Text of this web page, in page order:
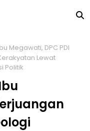
Megawati, DPC PDI
Lewat
Politik